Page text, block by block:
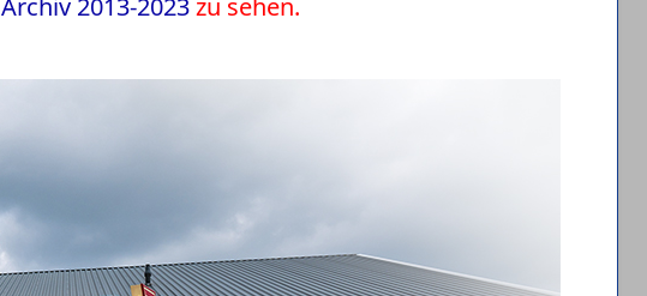
Archiv 2013-2023zu sehen.